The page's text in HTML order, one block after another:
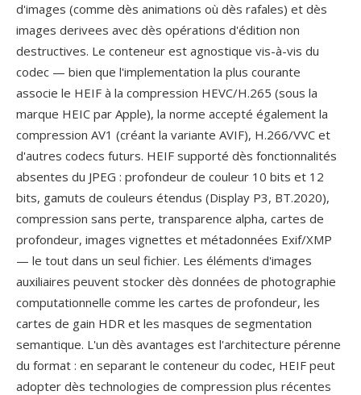
d'images (comme dès animations où dès rafales) et dès
images derivees avec dès opérations d'édition non
destructives. Le conteneur est agnostique vis-à-vis du
codec — bien que l'implementation la plus courante
associe le HEIF à la compression HEVC/H.265 (sous la
marque HEIC par Apple), la norme accepté également la
compression AV1 (créant la variante AVIF), H.266/VVC et
d'autres codecs futurs. HEIF supporté dès fonctionnalités
absentes du JPEG : profondeur de couleur 10 bits et 12
bits, gamuts de couleurs étendus (Display P3, BT.2020),
compression sans perte, transparence alpha, cartes de
profondeur, images vignettes et métadonnées Exif/XMP
— le tout dans un seul fichier. Les éléments d'images
auxiliaires peuvent stocker dès données de photographie
computationnelle comme les cartes de profondeur, les
cartes de gain HDR et les masques de segmentation
semantique. L'un dès avantages est l'architecture pérenne
du format : en separant le conteneur du codec, HEIF peut
adopter dès technologies de compression plus récentes